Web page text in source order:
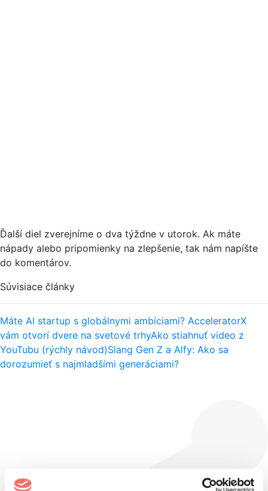
Ďalší diel zverejníme o dva týždne v utorok. Ak máte
nápady alebo pripomienky na zlepšenie, tak nám napíšte
do komentárov.
Súvisiace články
Máte AI startup s globálnymi ambíciami? AcceleratorX
vám otvorí dvere na svetové trhyAko stiahnuť video z
YouTubu (rýchly návod)Slang Gen Z a Alfy: Ako sa
dorozumieť s najmladšími generáciami?